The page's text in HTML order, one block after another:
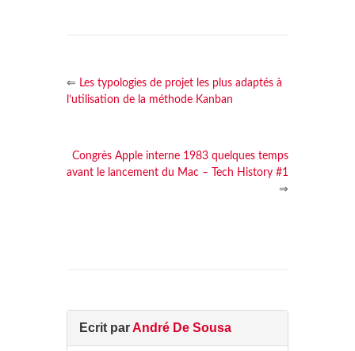
⇐ Les typologies de projet les plus adaptés à
l’utilisation de la méthode Kanban
Congrès Apple interne 1983 quelques temps
avant le lancement du Mac – Tech History #1
⇒
Ecrit parAndré De Sousa